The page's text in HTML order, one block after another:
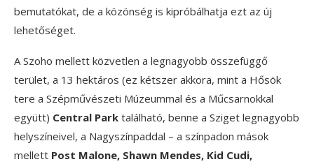
bemutatókat, de a közönség is kipróbálhatja ezt az új
lehetőséget.
A Szoho mellett közvetlen a legnagyobb összefüggő
terület, a 13 hektáros (ez kétszer akkora, mint a Hősök
tere a Szépművészeti Múzeummal és a Műcsarnokkal
együtt) Central Park található, benne a Sziget legnagyobb
helyszíneivel, a Nagyszínpaddal – a színpadon mások
mellett Post Malone, Shawn Mendes, Kid Cudi,